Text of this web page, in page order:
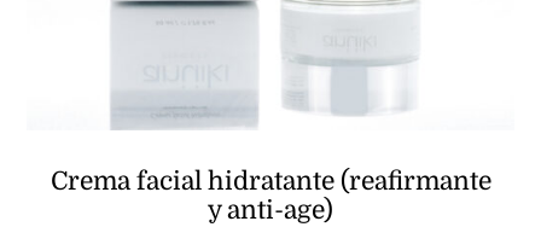
Crema facial hidratante (reafirmante
y anti-age)